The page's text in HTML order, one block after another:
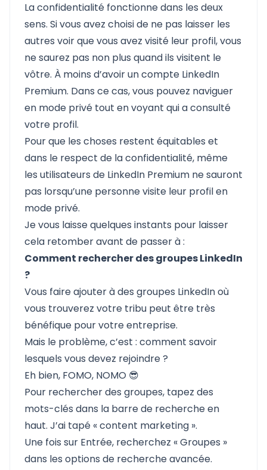
La confidentialité fonctionne dans les deux
sens. Si vous avez choisi de ne pas laisser les
autres voir que vous avez visité leur profil, vous
ne saurez pas non plus quand ils visitent le
vôtre. À moins d’avoir un compte LinkedIn
Premium. Dans ce cas, vous pouvez naviguer
en mode privé tout en voyant qui a consulté
votre profil.
Pour que les choses restent équitables et
dans le respect de la confidentialité, même
les utilisateurs de LinkedIn Premium ne sauront
pas lorsqu’une personne visite leur profil en
mode privé.
Je vous laisse quelques instants pour laisser
cela retomber avant de passer à :
Comment rechercher des groupes LinkedIn
?
Vous faire ajouter à des groupes LinkedInoù
vous trouverez votre tribu peut être très
bénéfique pour votre entreprise.
Mais le problème, c’est : comment savoir
lesquels vous devez rejoindre ?
Eh bien, FOMO, NOMO 😎
Pour rechercher des groupes, tapez des
mots-clés dans la barre de recherche en
haut. J’ai tapé « content marketing ».
Une fois sur Entrée, recherchez « Groupes »
dans les options de recherche avancée.